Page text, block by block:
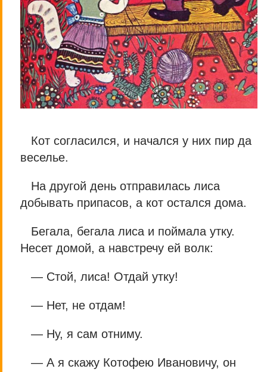
Кот согласился, и начался у них пир да
веселье.
На другой день отправилась лиса
добывать припасов, а кот остался дома.
Бегала, бегала лиса и поймала утку.
Несет домой, а навстречу ей волк:
— Стой, лиса! Отдай утку!
— Нет, не отдам!
— Ну, я сам отниму.
— А я скажу Котофею Ивановичу, он